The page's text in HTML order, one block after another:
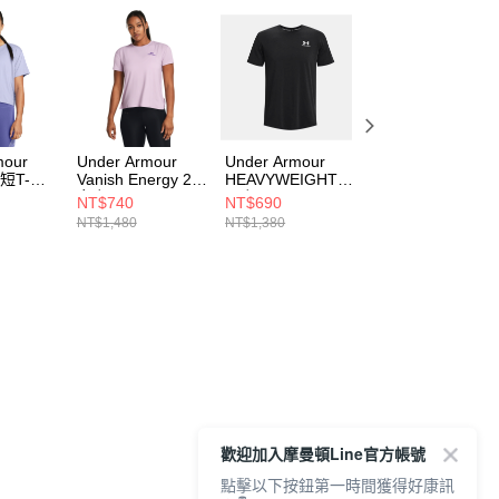
T-
Under Armour
Vanish Energy 2.0
女 短T-Shirt
1379141-543
NT$740
NT$1,480
Under Armour
HEAVYWEIGHT
男 短T-Shirt
1373997-001
NT$690
NT$1,380
歡迎加入摩曼頓Line官方帳號
點擊以下按鈕第一時間獲得好康訊